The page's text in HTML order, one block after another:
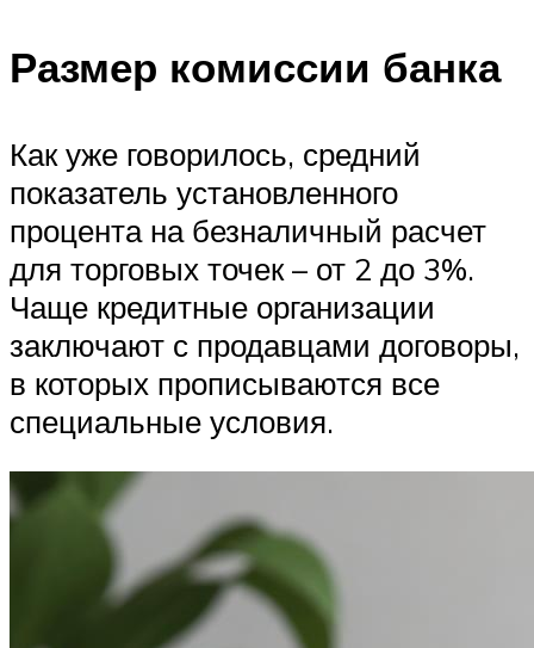
Размер комиссии банка
Как уже говорилось, средний
показатель установленного
процента на безналичный расчет
для торговых точек – от 2 до 3%.
Чаще кредитные организации
заключают с продавцами договоры,
в которых прописываются все
специальные условия.